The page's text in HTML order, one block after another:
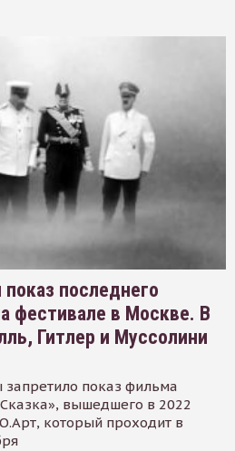
последнего
фестивале в Москве. В
Гитлер и Муссолини
запретило показ фильма
вышедшего в 2022
который проходит в